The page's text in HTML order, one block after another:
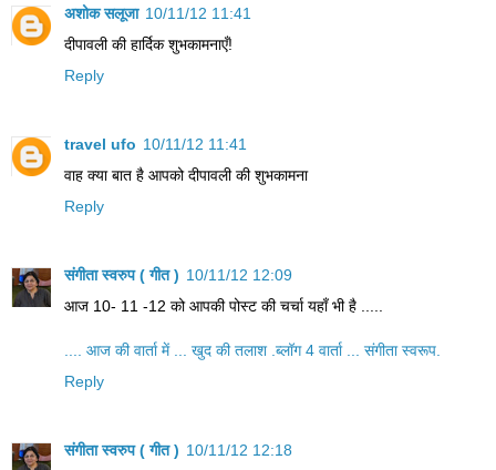
अशोक सलूजा 10/11/12 11:41
दीपावली की हार्दिक शुभकामनाएँ!
Reply
travel ufo 10/11/12 11:41
वाह क्या बात है आपको दीपावली की शुभकामना
Reply
संगीता स्वरुप ( गीत ) 10/11/12 12:09
आज 10- 11 -12 को आपकी पोस्ट की चर्चा यहाँ भी है .....
.... आज की वार्ता में ... खुद की तलाश .ब्लॉग 4 वार्ता ... संगीता स्वरूप.
Reply
संगीता स्वरुप ( गीत ) 10/11/12 12:18